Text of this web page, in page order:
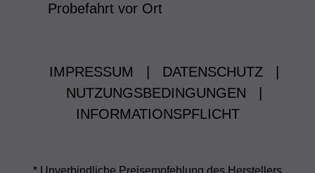
Probefahrt vor Ort
IMPRESSUM DATENSCHUTZ
NUTZUNGSBEDINGUNGEN
INFORMATIONSPFLICHT